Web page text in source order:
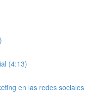
(4:13)
en las redes sociales